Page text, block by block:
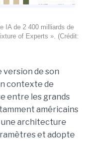
IA de 2 400 milliards de
of Experts ». (Crédit:
version de son
contexte de
entre les grands
américains
une architecture
et adopte